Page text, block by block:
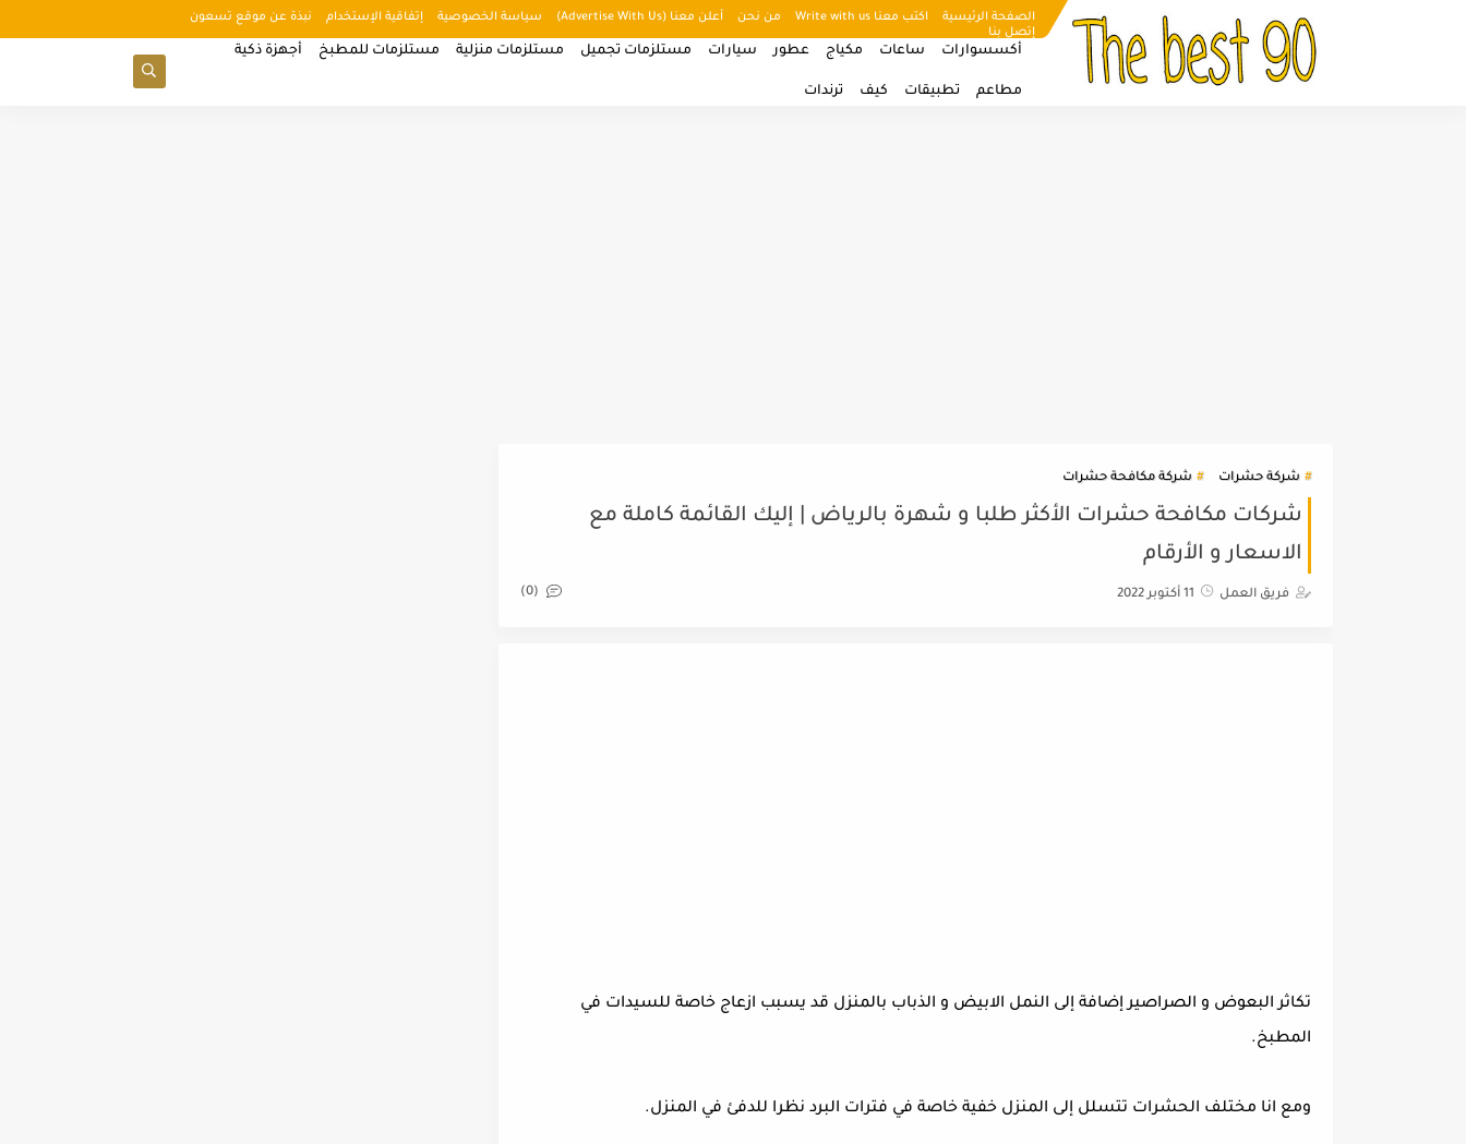
الصفحة الرئيسية اكتب معنا Write with us من نحن أعلن معنا (Advertise With Us) سياسة الخصوصية إتفاقية الإستخدام
نبذة عن موقع تسعون
إتصل بنا
أكسسوارات ساعات مكياج عطور سيارات مستلزمات تجميل مستلزمات منزلية مستلزمات للمطبخ أجهزة ذكية
مطاعم تطبيقات كيف ترندات
شركة حشرات شركة مكافحة حشرات
شركات مكافحة حشرات الأكثر طلبا و شهرة بالرياض | إليك القائمة كاملة مع
الاسعار و الأرقام
فريق العمل 11 أكتوبر 2022 (0)
تكاثر البعوض و الصراصير إضافة إلى النمل الابيض و الذباب بالمنزل قد يسبب ازعاج خاصة للسيدات في
المطبخ.
ومع انا مختلف الحشرات تتسلل إلى المنزل خفية خاصة في فترات البرد نظرا للدفئ في المنزل.